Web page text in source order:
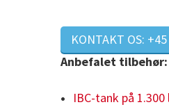
KONTAKT OS:
Anbefalet tilbehør:
IBC-tank på